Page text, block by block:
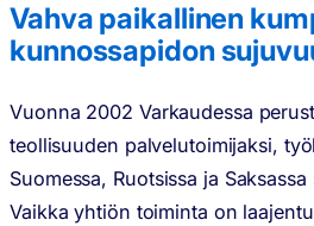
Vahva paikallinen
kunnossapidon
Vuonna 2002 Varkaudessa
teollisuuden palvelutoimijaksi,
Suomessa, Ruotsissa ja
Vaikka yhtiön toiminta on